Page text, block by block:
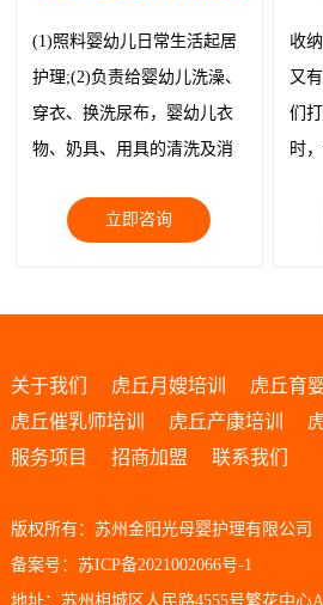
(1)照料婴幼儿日常生活起居
护理;(2)负责给婴幼儿洗澡、
穿衣、换洗尿布，婴幼儿衣
物、奶具、用具的清洗及消
领婴幼儿玩耍;立即咨询
收
又
们
时
以待
关于我们 虎丘月嫂培训
虎丘育
虎丘催乳师培训
虎丘产康培训
服务项目
招商加盟 联系我们
版权所有：苏州金阳光母婴护理有限公司
备案号：苏ICP备2021002066号-1
地址：苏州相城区人民路4555号繁花中心